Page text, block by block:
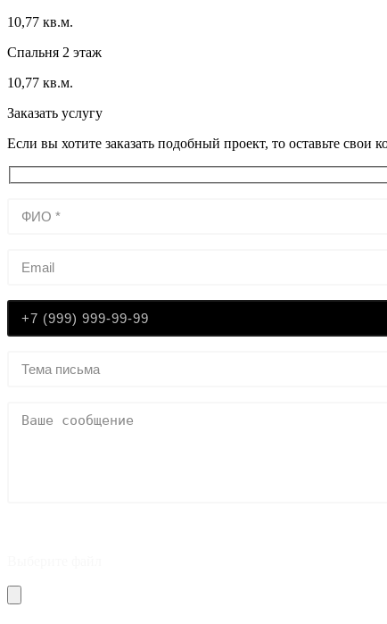
10,77 кв.м.
Спальня 2 этаж
10,77 кв.м.
Заказать услугу
Если вы хотите заказать подобный проект, то оставьте